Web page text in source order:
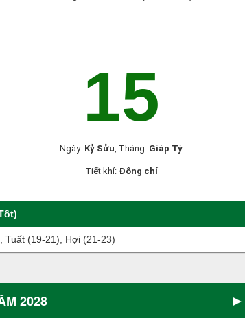
15
Ngày: Kỷ Sửu, Tháng: Giáp Tý
Tiết khí: Đông chí
Tuất (19-21), Hợi (21-23)
2028 ►